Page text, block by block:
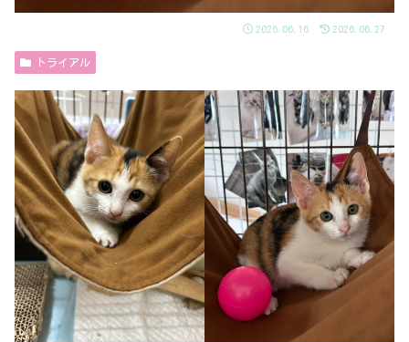
2026.06.16 2026.06.27
トライアル